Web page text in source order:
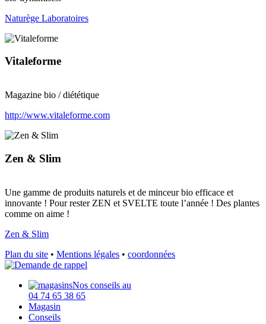
Naturège Laboratoires
Vitaleforme
Magazine bio / diététique
http://www.vitaleforme.com
Zen & Slim
Une gamme de produits naturels et de minceur bio efficace et
innovante ! Pour rester ZEN et SVELTE toute l’année ! Des plantes
comme on aime !
Zen & Slim
Plan du site • Mentions légales • coordonnées
Nos conseils au
04 74 65 38 65
Magasin
Conseils